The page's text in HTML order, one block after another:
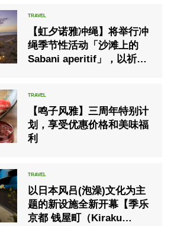
【虹夕诺雅冲绳】将举行冲
绳季节性活动「沙滩上的
Sabani aperitif」，以祈祷
【鸣子风雅】三周年特别计
划，享受优惠价格和美味福
利
以日本风吕(泡澡)文化为主
题的新设施全新开幕【季乐
京都 钱屋町（Kiraku